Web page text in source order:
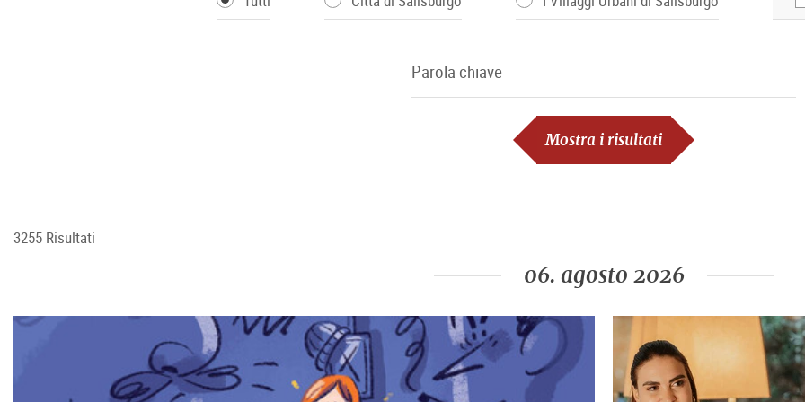
Parola chiave
Mostra i risultati
3255 Risultati
06. agosto 2026